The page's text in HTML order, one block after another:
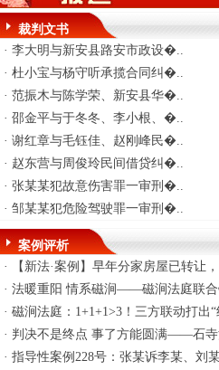
裁判文书
· 李大明与新安县路安市政设�..
· 杜小宝与杨守听承揽合同纠�..
· 范振木与陈学荣、新安县华�..
· 邵金平与于冬冬、李小根、�..
· 谢红章与毛钰佳、赵刚峰民�..
· 赵东营与周俊玲民间借贷纠�..
· 张某某犯故意伤害罪一审刑�..
· 邹某某犯危险驾驶罪一审刑�..
案例评析
·
【新法·案例】早年分家房屋已转让
· 法暖重阳 情系磁涧——磁涧法庭联
· 磁涧法庭：1+1+1>3！三方联动打出
· 判决不是终点 事了方能圆满——石
· 指导性案例228号：张某诉李某、刘